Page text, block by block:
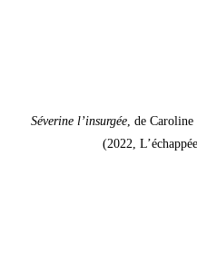
Séve­rine l’insurgée, de Caro­line
(2022,